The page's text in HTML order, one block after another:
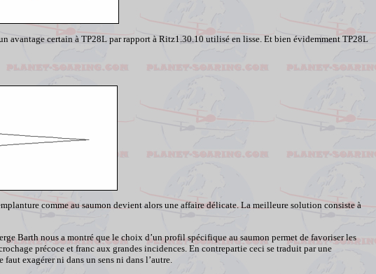
certain à TP28L par rapport à Ritz1.30.10 utilisé en lisse. Et bien évidemment TP28L
comme au saumon devient alors une affaire délicate. La meilleure solution consiste à
Barth nous a montré que le choix d’un profil spécifique au saumon permet de favoriser les
précoce et franc aux grandes incidences. En contrepartie ceci se traduit par une
exagérer ni dans un sens ni dans l’autre.